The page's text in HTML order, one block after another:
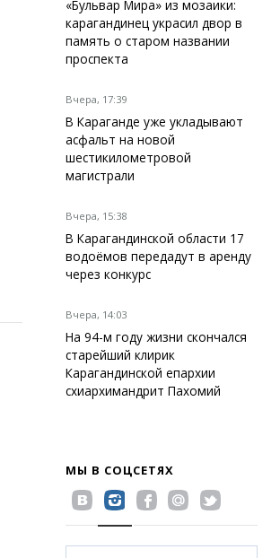
«Бульвар Мира» из мозаики:
карагандинец украсил двор в
память о старом названии
проспекта
Вчера, 17:39
В Караганде уже укладывают
асфальт на новой
шестикилометровой
магистрали
Вчера, 15:38
В Карагандинской области 17
водоёмов передадут в аренду
через конкурс
Вчера, 14:03
На 94-м году жизни скончался
старейший клирик
Карагандинской епархии
схиархимандрит Пахомий
МЫ В СОЦСЕТЯХ